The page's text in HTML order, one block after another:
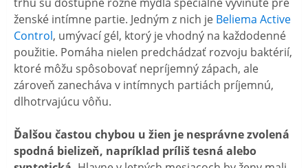
ženské intímne partie. Jedným z nich je Beliema Active
Control, umývací gél, ktorý je vhodný na každodenné
použitie. Pomáha nielen predchádzať rozvoju baktérií,
ktoré môžu spôsobovať nepríjemný zápach, ale
zároveň zanecháva v intímnych partiách príjemnú,
dlhotrvajúcu vôňu.
Ďalšou častou chybou u žien je nesprávne zvolená
spodná bielizeň, napríklad príliš tesná alebo